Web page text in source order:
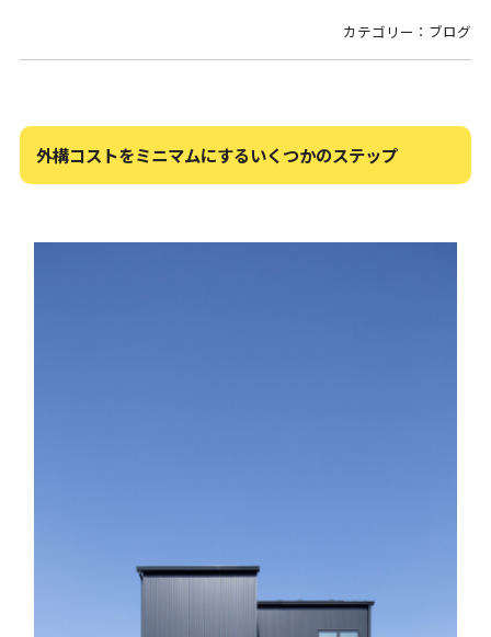
カテゴリー：ブログ
外構コストをミニマムにするいくつかのステップ